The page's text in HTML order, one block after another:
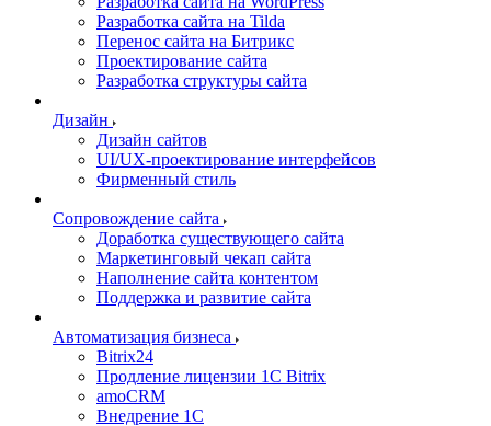
Разработка сайта на Tilda
Перенос сайта на Битрикс
Проектирование сайта
Разработка структуры сайта
Дизайн
Дизайн сайтов
UI/UX-проектирование интерфейсов
Фирменный стиль
Сопровождение сайта
Доработка существующего сайта
Маркетинговый чекап сайта
Наполнение сайта контентом
Поддержка и развитие сайта
Автоматизация бизнеса
Bitrix24
Продление лицензии 1C Bitrix
amoCRM
Внедрение 1C